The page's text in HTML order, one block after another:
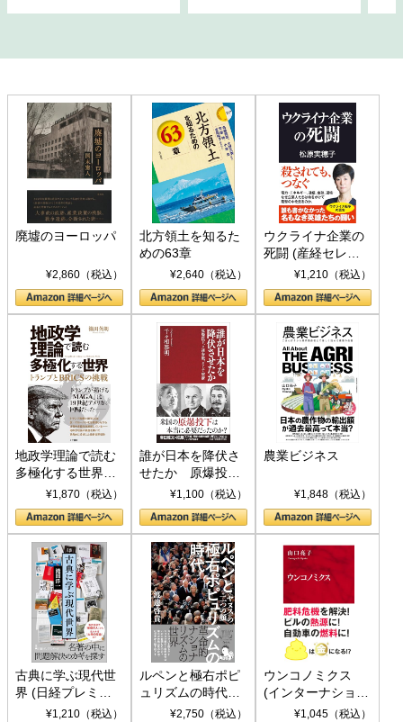
廃墟のヨーロッパ
¥2,860（税込）
北方領土を知るた
めの63章
¥2,640（税込）
ウクライナ企業の
死闘 (産経セレク
ト S 039)¥1,210（税込）
地政学理論で読む
多極化する世界：
トランプとBRICS
の挑戦
¥1,870（税込）
誰が日本を降伏さ
せたか 原爆投
下、ソ連参戦、そ
して聖断 (PHP新
書)
¥1,100（税込）
農業ビジネス
¥1,848（税込）
古典に学ぶ現代世
界 (日経プレミア
シリーズ)¥1,210（税込）
ルペンと極右ポピ
ュリズムの時代：
〈ヤヌス〉の二つ
¥2,750（税込）
ウンコノミクス
(インターナショナ
ル新書)¥1,045（税込）